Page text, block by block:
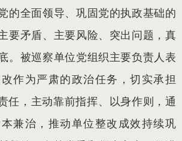
的全面领导、巩固党的执政基础的
要矛盾、主要风险、突出问题，真
。被巡察单位党组织主要负责人表
作为严肃的政治任务，切实承担
任，主动靠前指挥、以身作则，通
兼治，推动单位整改成效持续巩